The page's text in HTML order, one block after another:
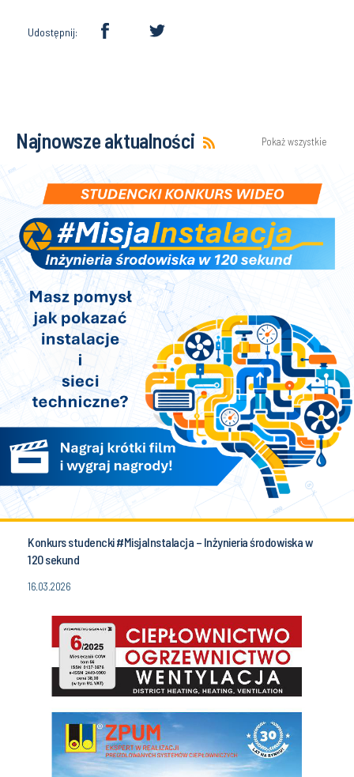
Udostępnij:
Najnowsze aktualności Pokaż wszystkie
Konkurs studencki #MisjaInstalacja – Inżynieria środowiska w
120 sekund
16.03.2026